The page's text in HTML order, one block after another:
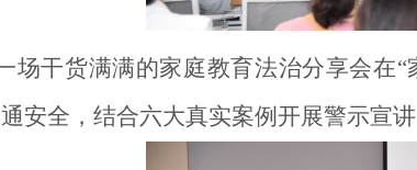
场干货满满的家庭教育法治分享会在
安全，结合六大真实案例开展警示宣讲